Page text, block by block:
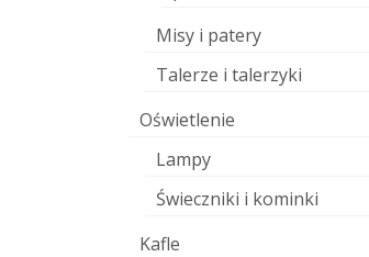
na wszelki...
Misy i patery
Talerze i talerzyki
Oświetlenie
Lampy
Świeczniki i kominki
Kafle